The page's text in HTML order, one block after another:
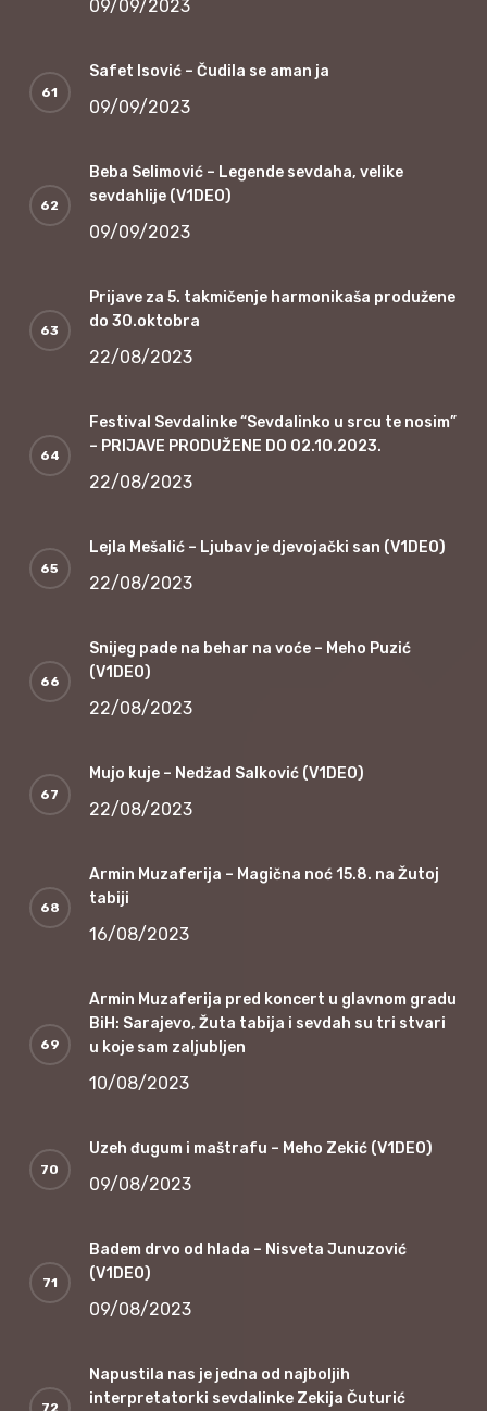
09/09/2023
Safet Isović – Čudila se aman ja
09/09/2023
Beba Selimović – Legende sevdaha, velike
sevdahlije (V1DEO)
09/09/2023
Prijave za 5. takmičenje harmonikaša produžene
do 30.oktobra
22/08/2023
Festival Sevdalinke “Sevdalinko u srcu te nosim”
– PRIJAVE PRODUŽENE DO 02.10.2023.
22/08/2023
Lejla Mešalić – Ljubav je djevojački san (V1DEO)
22/08/2023
Snijeg pade na behar na voće – Meho Puzić
(V1DEO)
22/08/2023
Mujo kuje – Nedžad Salković (V1DEO)
22/08/2023
Armin Muzaferija – Magična noć 15.8. na Žutoj
tabiji
16/08/2023
Armin Muzaferija pred koncert u glavnom gradu
BiH: Sarajevo, Žuta tabija i sevdah su tri stvari
u koje sam zaljubljen
10/08/2023
Uzeh đugum i maštrafu – Meho Zekić (V1DEO)
09/08/2023
Badem drvo od hlada – Nisveta Junuzović
(V1DEO)
09/08/2023
Napustila nas je jedna od najboljih
interpretatorki sevdalinke Zekija Čuturić